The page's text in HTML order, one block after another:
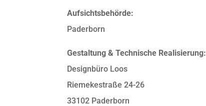
Aufsichtsbehörde:
Paderborn
Gestaltung & Technische Realisierung:
Designbüro Loos
Riemekestraße 24-26
33102 Paderborn